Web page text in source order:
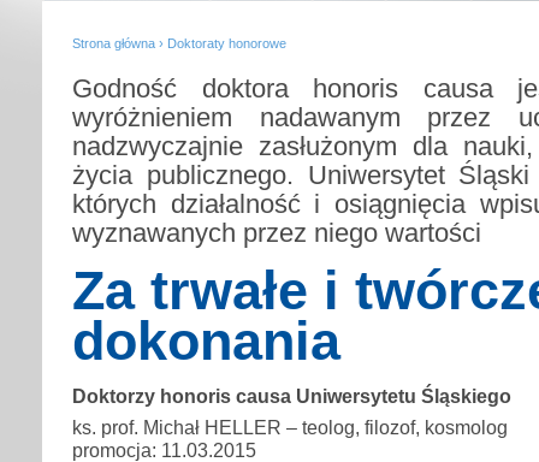
Strona główna › Doktoraty honorowe
Godność doktora honoris causa
wyróżnieniem nadawanym przez
nadzwyczajnie zasłużonym dla
życia publicznego. Uniwersytet
których działalność i osiągnięcia
wyznawanych przez niego wartości
Za trwałe i
dokonania
Doktorzy honoris causa Uniwersytetu Śląskiego
ks. prof. Michał HELLER – teolog, filozof, kosmolog
promocja: 11.03.2015